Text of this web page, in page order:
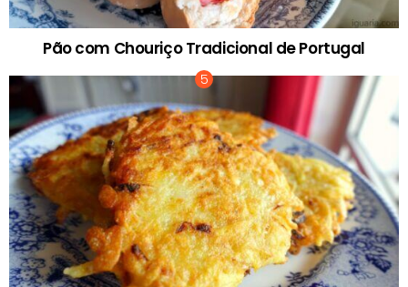
Pão com Chouriço Tradicional de Portugal